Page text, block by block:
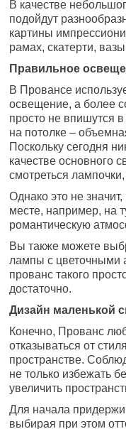
В качестве
подойдут
картины
рамах, скатерти,
Правильное
В Провансе
освещение, а более
просто не впишутся
на потолке –
Поскольку сегодня
качестве основного
смотреться
Однако это не
месте, например, на
романтическую
Вы также можете
лампы с цветочными
прованс такого
достаточно.
Дизайн маленькой
Конечно, Прованс
отказываться от
пространстве.
не только избежать
увеличить
Для начала
выбирая при этом